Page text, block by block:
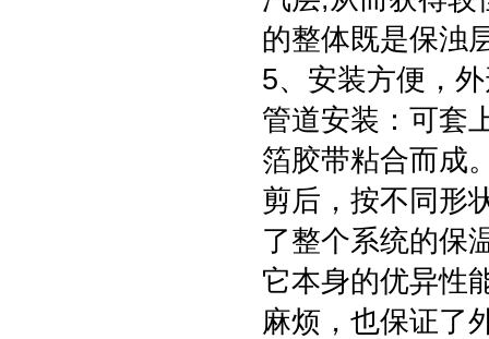
的整体既是保浊
5、安装方便，
管道安装：可套
箔胶带粘合而成
剪后，按不同形
了整个系统的保
它本身的优异性
麻烦，也保证了